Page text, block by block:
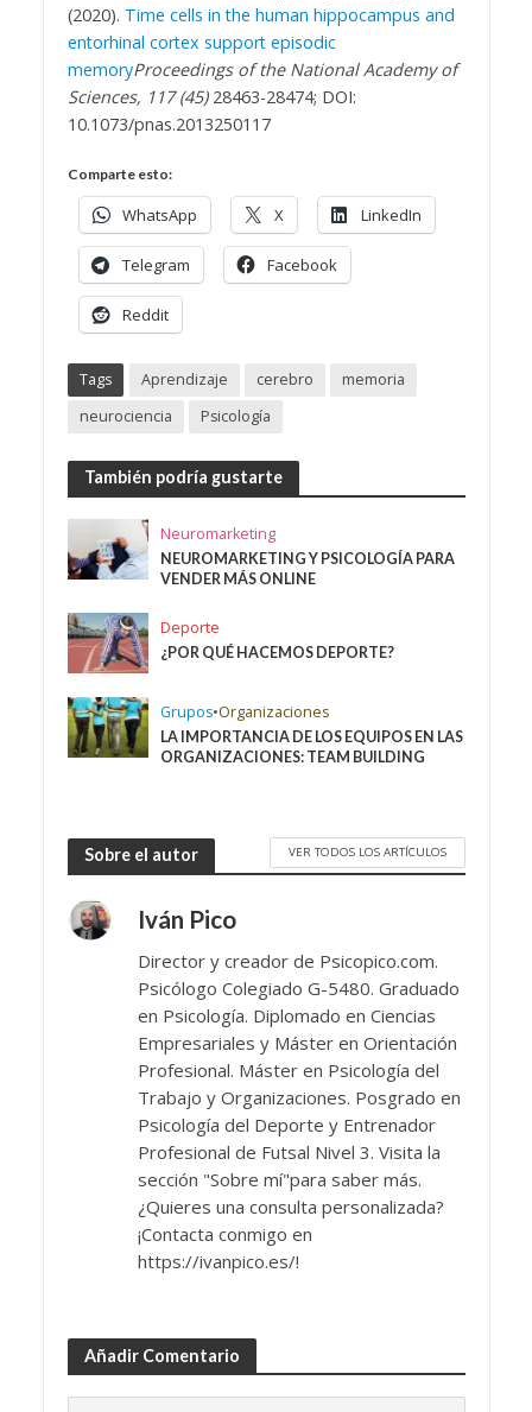
(2020). Time cells in the human hippocampus and
entorhinal cortex support episodic
memoryProceedings of the National Academy of
Sciences, 117 (45)28463-28474; DOI:
10.1073/pnas.2013250117
Comparte esto:
WhatsApp X LinkedIn
Telegram Facebook
Reddit
Tags Aprendizaje cerebro
memoria
neurociencia
Psicología
También podría gustarte
Neuromarketing
NEUROMARKETING Y PSICOLOGÍA PARA
VENDER MÁS ONLINE
Deporte
¿POR QUÉ HACEMOS DEPORTE?
Grupos•Organizaciones
LA IMPORTANCIA DE LOS EQUIPOS EN LAS
ORGANIZACIONES: TEAM BUILDING
Sobre el autor VER TODOS LOS ARTÍCULOS
Iván Pico
Director y creador de Psicopico.com.
Psicólogo Colegiado G-5480. Graduado
en Psicología. Diplomado en Ciencias
Empresariales y Máster en Orientación
Profesional. Máster en Psicología del
Trabajo y Organizaciones. Posgrado en
Psicología del Deporte y Entrenador
Profesional de Futsal Nivel 3. Visita la
sección "Sobre mí"para saber más.
¿Quieres una consulta personalizada?
¡Contacta conmigo en
https://ivanpico.es/!
Añadir Comentario